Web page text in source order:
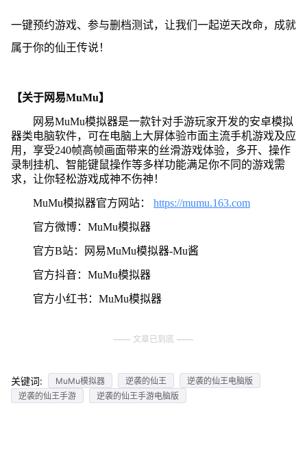
一键预约游戏、参与删档测试，让我们一起逆天改命，成就
属于你的仙王传说！
【关于网易MuMu】
网易MuMu模拟器是一款针对手游玩家开发的安卓模拟
器类电脑软件，可在电脑上大屏体验市面主流手机游戏及应
用，享受240帧高帧画面带来的丝滑游戏体验，多开、操作
录制挂机、智能键鼠操作等多样功能满足你不同的游戏需
求，让你轻松游戏成神不伤神！
MuMu模拟器官方网站： https://mumu.163.com
官方微博：MuMu模拟器
官方B站：网易MuMu模拟器-Mu酱
官方抖音：MuMu模拟器
官方小红书：MuMu模拟器
文章已到底
关键词: MuMu模拟器 逆袭的仙王
逆袭的仙王电脑版
逆袭的仙王手游
逆袭的仙王手游电脑版